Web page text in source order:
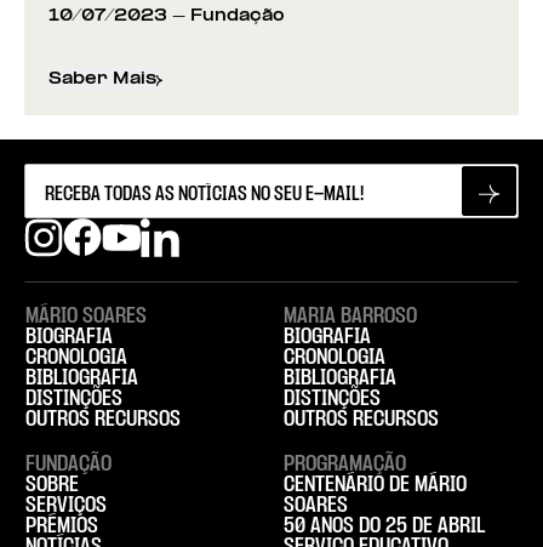
10/07/2023 - Fundação
Saber Mais
sobre José Mattoso | 1933-2023
MÁRIO SOARES
BIOGRAFIA
CRONOLOGIA
BIBLIOGRAFIA
DISTINÇÕES
OUTROS RECURSOS
MARIA BARROSO
BIOGRAFIA
CRONOLOGIA
BIBLIOGRAFIA
DISTINÇÕES
OUTROS RECURSOS
FUNDAÇÃO
SOBRE
SERVIÇOS
PRÉMIOS
PROGRAMAÇÃO
CENTENÁRIO DE MÁRIO
SOARES
50 ANOS DO 25 DE ABRIL